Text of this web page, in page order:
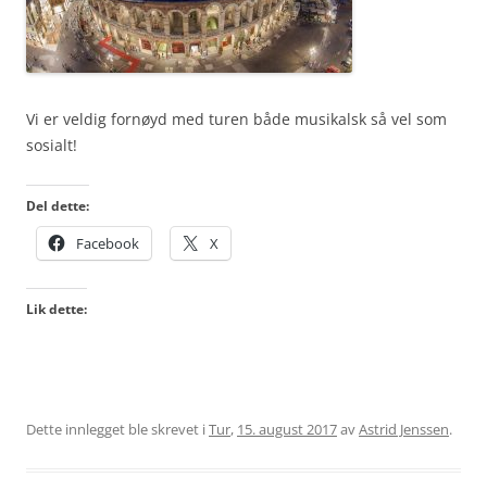
Vi er veldig fornøyd med turen både musikalsk så vel som
sosialt!
Del dette:
Facebook X
Lik dette:
Dette innlegget ble skrevet iTur, 15. august 2017avAstrid Jenssen.